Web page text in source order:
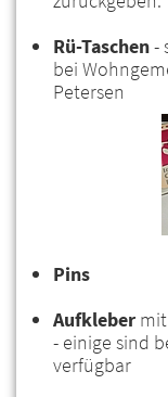
Rü-Taschen-
bei
Petersen
Pins
Aufkleber
- einige sind
verfügbar